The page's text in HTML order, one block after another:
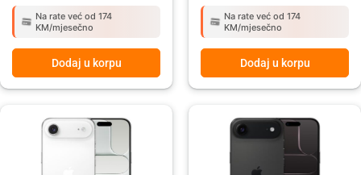
Na rate već od 174
KM/mjesečno
Dodaj u korpu
Na rate već od 174
KM/mjesečno
Dodaj u korpu